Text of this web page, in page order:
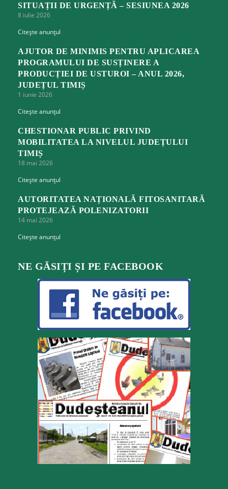
SITUAȚII DE URGENȚĂ – SESIUNEA 2026
8 iulie 2026
Citește anunțul
AJUTOR DE MINIMIS PENTRU APLICAREA
PROGRAMULUI DE SUSȚINERE A
PRODUCȚIEI DE USTUROI – ANUL 2026,
JUDEȚUL TIMIȘ
1 iunie 2026
Citește anunțul
CHESTIONAR PUBLIC PRIVIND
MOBILITATEA LA NIVELUL JUDEȚULUI
TIMIȘ
18 mai 2026
Citește anunțul
AUTORITATEA NAȚIONALĂ FITOSANITARĂ
PROTEJEAZĂ POLENIZATORII
14 mai 2026
Citește anunțul
NE GĂSIȚI ȘI PE FACEBOOK